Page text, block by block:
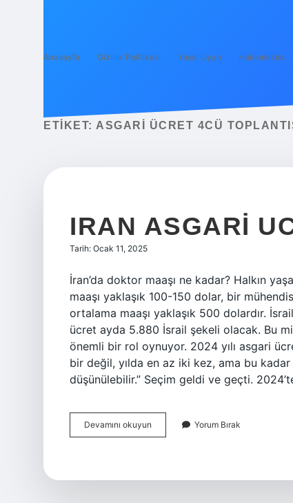
Anasayfa Gizlilik Politikası Yasal Uyarı Hakkımızda
ETIKET: ASGARI ÜCRET 4CÜ
IRAN ASGARI
Tarih: Ocak 11, 2025
İran’da doktor maaşı ne kadar? Halkın
maaşı yaklaşık 100-150 dolar, bir
ortalama maaşı yaklaşık 500 dolardır.
ücret ayda 5.880 İsrail şekeli olacak. Bu
önemli bir rol oynuyor. 2024 yılı asgari
bir değil, yılda en az iki kez, ama bu
düşünülebilir.” Seçim geldi ve geçti.
Devamını okuyun
Asgari
Yorum Bırak